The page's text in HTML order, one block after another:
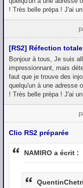
! Très belle prépa ! J'ai un
[RS2] Réfection
Bonjour à tous, Je suis
impressionnant, mais
faut que je trouve des
quelqu'un à une adresse
! Très belle prépa ! J'ai un
Clio RS2 préparée
NAMIRO a écrit :